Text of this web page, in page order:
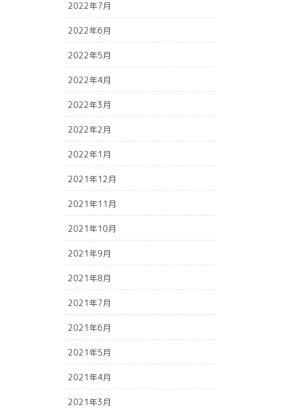
2022年7月
2022年6月
2022年5月
2022年4月
2022年3月
2022年2月
2022年1月
2021年12月
2021年11月
2021年10月
2021年9月
2021年8月
2021年7月
2021年6月
2021年5月
2021年4月
2021年3月